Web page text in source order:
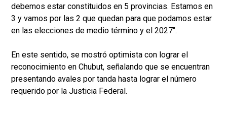
debemos estar constituidos en 5 provincias. Estamos en
3 y vamos por las 2 que quedan para que podamos estar
en las elecciones de medio término y el 2027".
En este sentido, se mostró optimista con lograr el
reconocimiento en Chubut, señalando que se encuentran
presentando avales por tanda hasta lograr el número
requerido por la Justicia Federal.